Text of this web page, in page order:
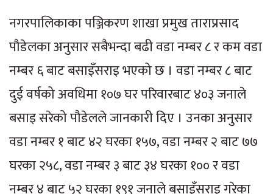
नगरपालिकाका पञ्जिकरण शाखा प्रमुख ताराप्रसाद
पौडेलका अनुसार सबैभन्दा बढी वडा नम्बर ८ र कम वडा
नम्बर ६ बाट बसाइँसराइ भएको छ । वडा नम्बर ८ बाट
दुई वर्षको अवधिमा १०७ घर परिवारबाट ४०३ जनाले
बसाइ सरेको पौडेलले जानकारी दिए । उनका अनुसार
वडा नम्बर १ बाट ४२ घरका १५७, वडा नम्बर २ बाट ७७
घरका २५८, वडा नम्बर ३ बाट ३४ घरका १०० र वडा